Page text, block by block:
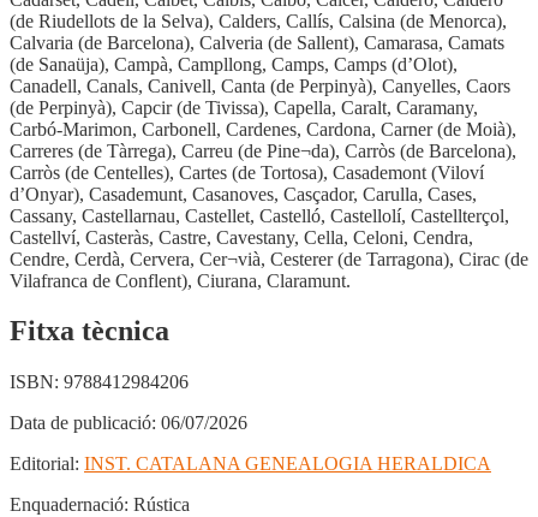
(de Riudellots de la Selva), Calders, Callís, Calsina (de Menorca),
Calvaria (de Barcelona), Calveria (de Sallent), Camarasa, Camats
(de Sanaüja), Campà, Campllong, Camps, Camps (d’Olot),
Canadell, Canals, Canivell, Canta (de Perpinyà), Canyelles, Caors
(de Perpinyà), Capcir (de Tivissa), Capella, Caralt, Caramany,
Carbó-Marimon, Carbonell, Cardenes, Cardona, Carner (de Moià),
Carreres (de Tàrrega), Carreu (de Pine¬da), Carròs (de Barcelona),
Carròs (de Centelles), Cartes (de Tortosa), Casademont (Viloví
d’Onyar), Casademunt, Casanoves, Casçador, Carulla, Cases,
Cassany, Castellarnau, Castellet, Castelló, Castellolí, Castellterçol,
Castellví, Casteràs, Castre, Cavestany, Cella, Celoni, Cendra,
Cendre, Cerdà, Cervera, Cer¬vià, Cesterer (de Tarragona), Cirac (de
Vilafranca de Conflent), Ciurana, Claramunt.
Fitxa tècnica
ISBN: 9788412984206
Data de publicació: 06/07/2026
Editorial: INST. CATALANA GENEALOGIA HERALDICA
Enquadernació: Rústica